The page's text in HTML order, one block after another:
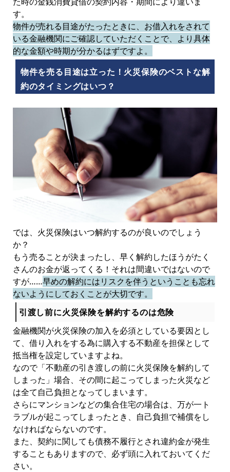
す。
物件が売れる目途がたったときに、お借入れをされて
いる金融機関にご確認していただくことで、より具体
的な金額や時期が分かるはずですよ。
物件を売る目途は立った！火災保険のベストな解
約のタイミングはいつ？
では、火災保険はいつ解約するのが良いのでしょう
か？
もう売ることが決まったし、早く解約したほうがたく
さんのお金が返ってくる！それは間違いではないので
すが……早めの解約にはリスクを伴うということも忘れ
ないようにしておくことが大切です。
引渡し前に火災保険を解約するのは危険
金融機関が火災保険の加入を必須としている要因とし
て、借り入れをする為に購入する不動産を担保として
抵当権を設定していますよね。
なので「不動産の引き渡しの前に火災保険を解約して
しまった」場合、その間に起こってしまった火災など
は全て自己負担となってしまいます。
さらにマンションなどの集合住宅の場合は、万が一ト
ラブルが起こってしまったとき、自己負担で補償をし
なければならないのです。
また、契約に関しても債務不履行とされ違約金が発生
することもありますので、必ず頭に入れておいてくだ
さい。